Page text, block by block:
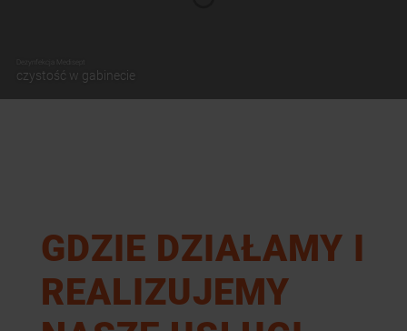
Dezynfekcja Medisept
czystość w gabinecie
GDZIE DZIAŁAMY I
REALIZUJEMY